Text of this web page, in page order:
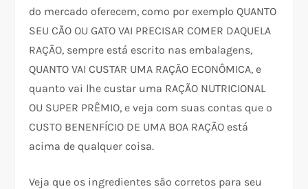
do mercado oferecem, como por exemplo QUANTO
SEU CÃO OU GATO VAI PRECISAR COMER DAQUELA
RAÇÃO, sempre está escrito nas embalagens,
QUANTO VAI CUSTAR UMA RAÇÃO ECONÔMICA, e
quanto vai lhe custar uma RAÇÃO NUTRICIONAL
OU SUPER PRÊMIO, e veja com suas contas que o
CUSTO BENENFÍCIO DE UMA BOA RAÇÃO está
acima de qualquer coisa.
Veja que os ingredientes são corretos para seu